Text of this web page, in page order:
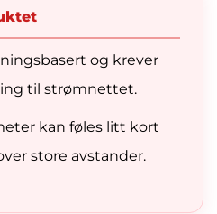
og krever
til strømnettet.
kan føles litt kort
store avstander.